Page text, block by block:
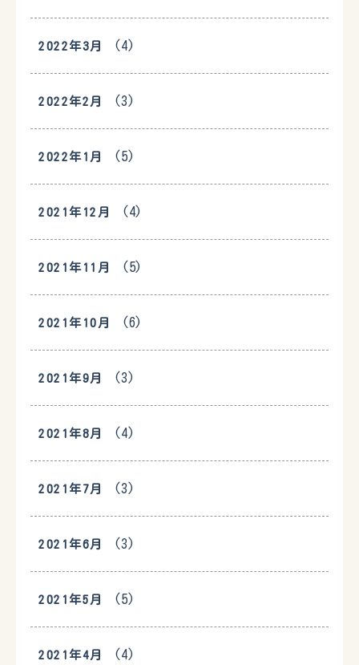
2022年3月 (4)
2022年2月 (3)
2022年1月 (5)
2021年12月 (4)
2021年11月 (5)
2021年10月 (6)
2021年9月 (3)
2021年8月 (4)
2021年7月 (3)
2021年6月 (3)
2021年5月 (5)
2021年4月 (4)